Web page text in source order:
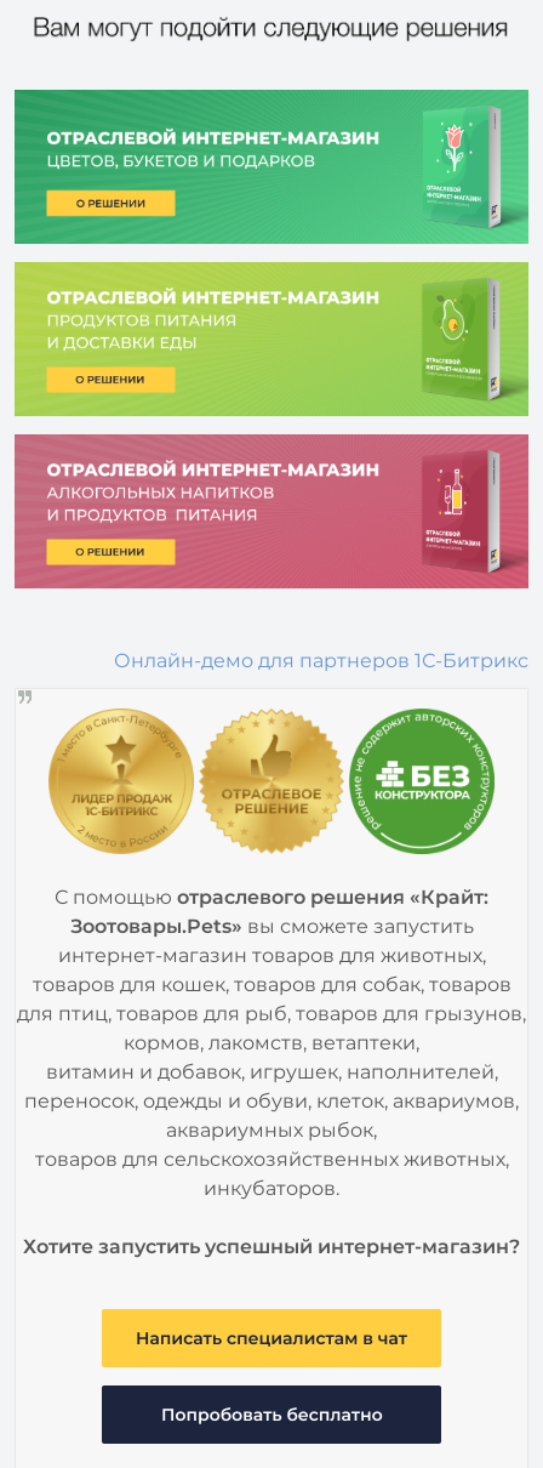
Онлайн-демо для партнеров 1С-Битрикс
С помощью отраслевого решения «Крайт:
Зоотовары.Pets» вы сможете запустить
интернет-магазин товаров для животных,
товаров для кошек, товаров для собак, товаров
для птиц, товаров для рыб, товаров для грызунов,
кормов, лакомств, ветаптеки,
витамин и добавок, игрушек, наполнителей,
переносок, одежды и обуви, клеток, аквариумов,
аквариумных рыбок,
товаров для сельскохозяйственных животных,
инкубаторов.
Хотите запустить успешный интернет-магазин?